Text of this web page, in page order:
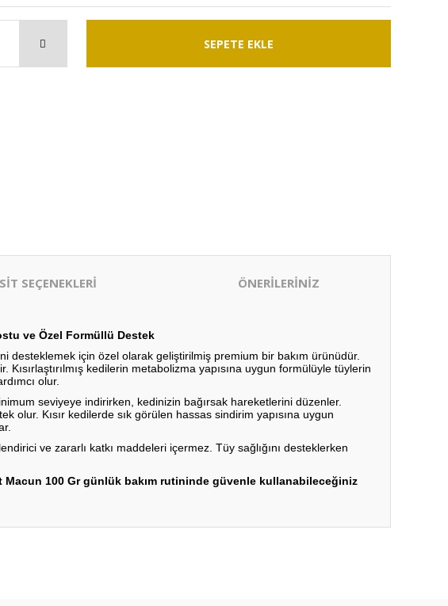
SEPETE EKLE
SEÇENEKLERİ ÖNERİLERİNİZ
ve Özel Formüllü Destek
desteklemek için özel olarak geliştirilmiş premium bir bakım ürünüdür.
kedilerin metabolizma yapısına uygun formülüyle tüylerin
olur.
seviyeye indirirken, kedinizin bağırsak hareketlerini düzenler.
olur. Kısır kedilerde sık görülen hassas sindirim yapısına uygun
ve zararlı katkı maddeleri içermez. Tüy sağlığını desteklerken
Macun 100 Gr günlük bakım rutininde güvenle kullanabileceğiniz